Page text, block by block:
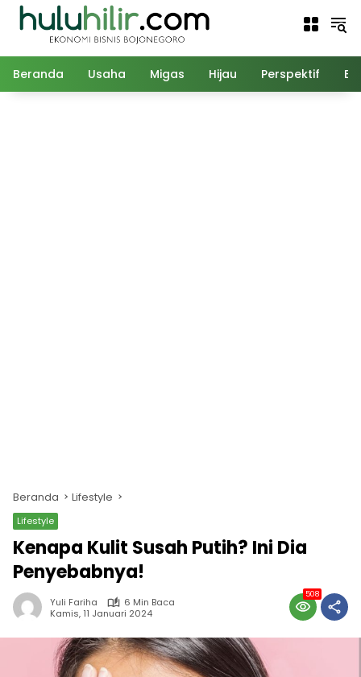
Langsung
Beranda Usaha Migas Hijau Perspektif
Beranda Lifestyle
Lifestyle
Kenapa Kulit Susah Putih? Ini Dia
Penyebabnya!
Yuli Fariha
6 Min Baca
Kamis, 11 Januari 2024
508